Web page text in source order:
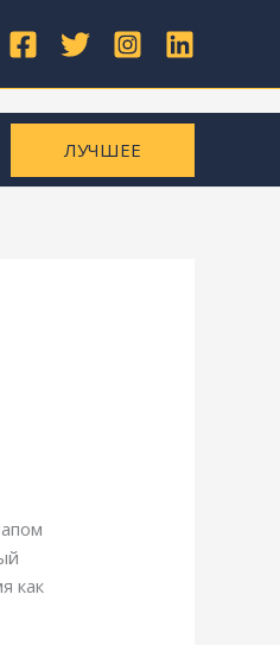
ЛУЧШЕЕ
как